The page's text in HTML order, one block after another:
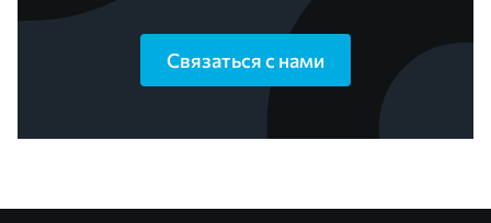
Связаться с нами